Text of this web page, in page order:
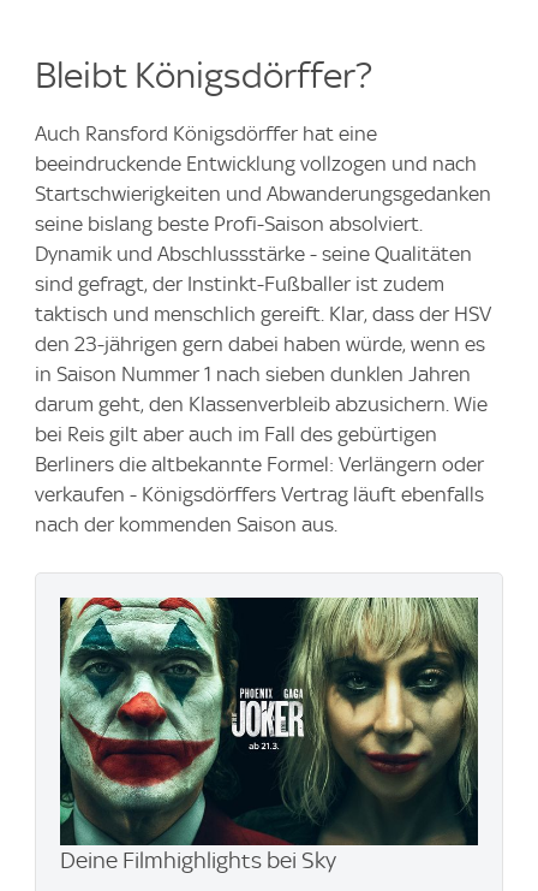
Bleibt Königsdörffer?
Auch Ransford Königsdörffer hat eine
beeindruckende Entwicklung vollzogen und nach
Startschwierigkeiten und Abwanderungsgedanken
seine bislang beste Profi-Saison absolviert.
Dynamik und Abschlussstärke - seine Qualitäten
sind gefragt, der Instinkt-Fußballer ist zudem
taktisch und menschlich gereift. Klar, dass der HSV
den 23-jährigen gern dabei haben würde, wenn es
in Saison Nummer 1 nach sieben dunklen Jahren
darum geht, den Klassenverbleib abzusichern. Wie
bei Reis gilt aber auch im Fall des gebürtigen
Berliners die altbekannte Formel: Verlängern oder
verkaufen - Königsdörffers Vertrag läuft ebenfalls
nach der kommenden Saison aus.
Deine Filmhighlights bei Sky